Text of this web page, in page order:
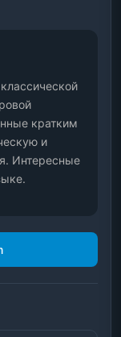
кратким
и
Интересные